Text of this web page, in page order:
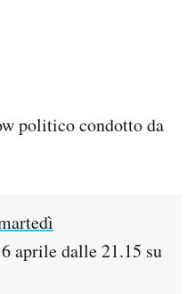
politico condotto da
aprile dalle 21.15 su